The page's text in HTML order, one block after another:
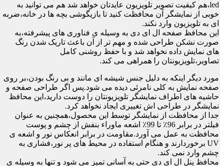
led،هم کیفیت تصویر تلویزیون عایدتان خواهد شد هم می توانید به
خوبی از نمایشگر آن محافظت کنید تا بازیگوشی بچه ها در خانه،ضربه
ای به تلویزیون وارد نکند.
این محافظ صفحه ال ای دی به وسیله ی فناوری های پیشرفته،به
صورت نشکن طراحی شده و مهم تر از آن باعث تاریک شدن رنگ
های نمایش داده نخواهد شد و با حفظ روشنی کامل
تصاویر،تلویزیونتان را همراهی می کند.
مورد دیگر اینکه به دلیل جنس شیشه ای مانند و بی رنگ بودن،بر روی
صفحه نمایش به کلی نامرئی دیده می شود.پس اگر طراحی صفحه و
حاشیه های اطراف نمایشگر تلویزیونتان را دوست دارید،این محافظ
نمایشگر در طراحی اش تغییری ایجاد نخواهد کرد.
جدا از محافظت از نمایشگر توسط این محصول،همچنین به عنوان
فیلتر در برابر 96٪ تا 99٪ اشعه ماوراء بنفش از چشم و پوست
محافظت به عمل می آورد.مقاومت در برابر انعکاس نور و اشعه ی
UV برخوردارند و هنگام استفاده در محیط های پر نور،فشاری به
چشم وارد نمی کند.
محافظ پنل ال ای دی حتی به آسانی تمیز می شود و تنها به وسیله ی